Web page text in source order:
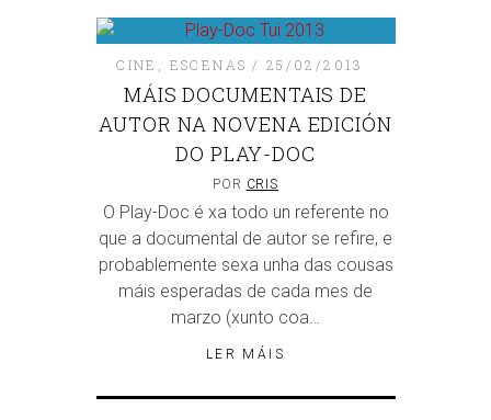
CINE ESCENAS 25/02/2013
MÁIS DOCUMENTAIS DE
AUTOR NA NOVENA EDICIÓN
DO PLAY-DOC
POR CRIS
O Play-Doc é xa todo un referente no
que a documental de autor se refire, e
probablemente sexa unha das cousas
máis esperadas de cada mes de
marzo (xunto coa…
LER MÁIS